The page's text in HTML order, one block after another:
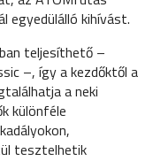
egyedülálló kihívást.
teljesíthető –
–, így a kezdőktől a
a neki
különféle
tesztelhetik